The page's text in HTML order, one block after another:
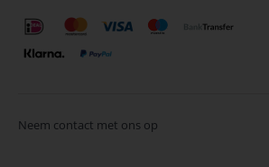
Neem contact met ons op